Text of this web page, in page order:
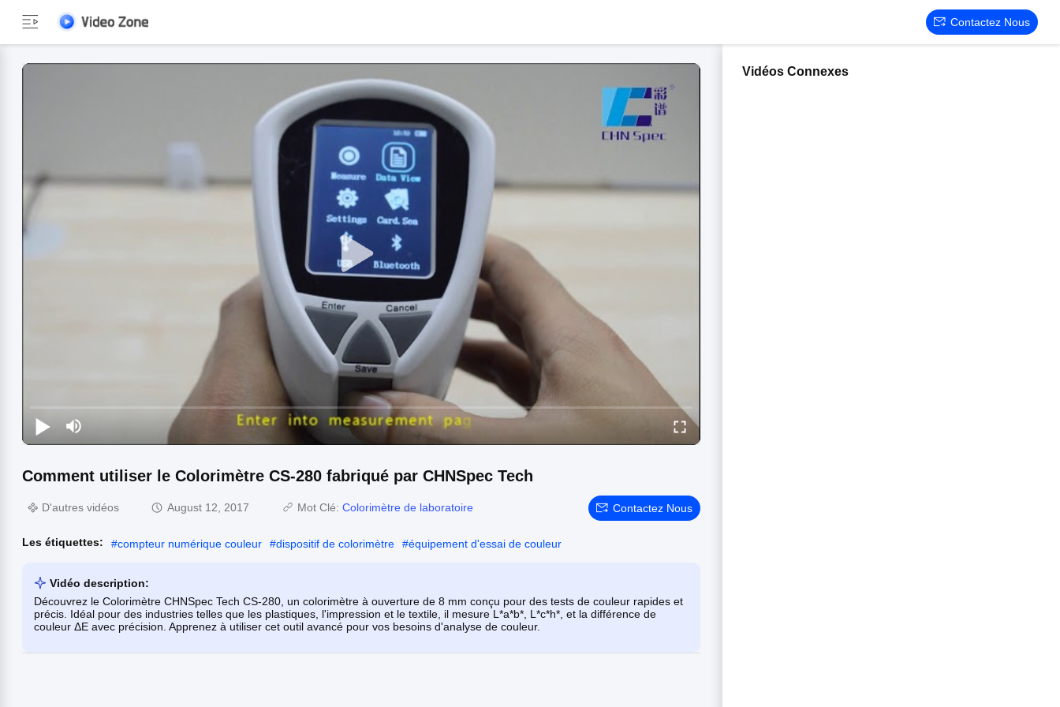
Contactez Nous
Comment utiliser le Colorimètre CS-280 fabriqué par CHNSpec Tech
D'autres vidéos August 12, 2017 Mot Clé: Colorimètre de laboratoire Contactez Nous
Les étiquettes: #compteur numérique couleur #dispositif de colorimètre #équipement d'essai de couleur
Vidéo description:
Découvrez le Colorimètre CHNSpec Tech CS-280, un colorimètre à ouverture de 8 mm conçu pour des tests de couleur rapides et
précis. Idéal pour des industries telles que les plastiques, l'impression et le textile, il mesure L*a*b*, L*c*h*, et la différence de
couleur ΔE avec précision. Apprenez à utiliser cet outil avancé pour vos besoins d'analyse de couleur.
Vidéos Connexes